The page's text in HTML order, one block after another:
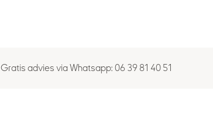
Gratis advies via Whatsapp: 06 39 81 40 51